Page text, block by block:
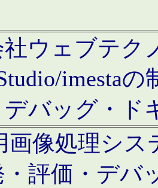
ウェブテク
imesta
バッグ・ド
画像処理シ
・評価・デバ